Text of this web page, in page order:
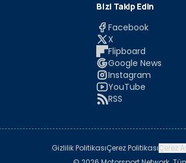
Bizi Takip Edin
Facebook
X
Flipboard
Google News
Instagram
YouTube
RSS
Gizlilik PolitikasıÇerez PolitikasıÇerez